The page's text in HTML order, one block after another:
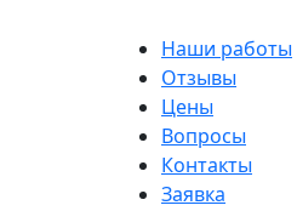
Наши работы
Отзывы
Цены
Вопросы
Контакты
Заявка